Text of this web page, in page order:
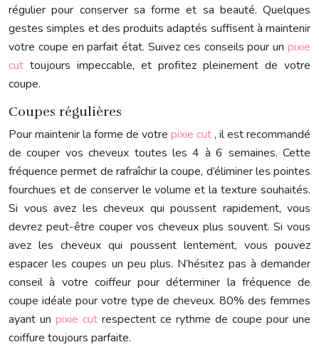
régulier pour conserver sa forme et sa beauté. Quelques
gestes simples et des produits adaptés suffisent à maintenir
votre coupe en parfait état. Suivez ces conseils pour un pixie
cut toujours impeccable, et profitez pleinement de votre
coupe.
Coupes régulières
Pour maintenir la forme de votre pixie cut, il est recommandé
de couper vos cheveux toutes les 4 à 6 semaines. Cette
fréquence permet de rafraîchir la coupe, d’éliminer les pointes
fourchues et de conserver le volume et la texture souhaités.
Si vous avez les cheveux qui poussent rapidement, vous
devrez peut-être couper vos cheveux plus souvent. Si vous
avez les cheveux qui poussent lentement, vous pouvez
espacer les coupes un peu plus. N’hésitez pas à demander
conseil à votre coiffeur pour déterminer la fréquence de
coupe idéale pour votre type de cheveux. 80% des femmes
ayant un pixie cut respectent ce rythme de coupe pour une
coiffure toujours parfaite.